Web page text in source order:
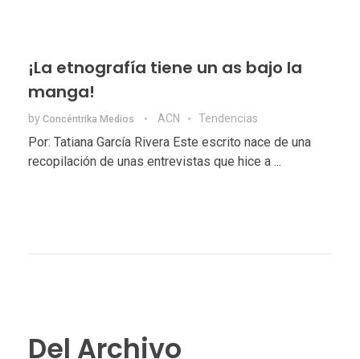
¡La etnografía tiene un as bajo la
manga!
by Concéntrika Medios ACN Tendencias
Por: Tatiana García Rivera Este escrito nace de una
recopilación de unas entrevistas que hice a ...
Del Archivo